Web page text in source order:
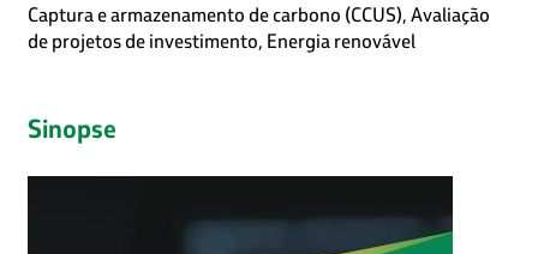
Captura e armazenamento de carbono (CCUS), Avaliação
de projetos de investimento, Energia renovável
Sinopse